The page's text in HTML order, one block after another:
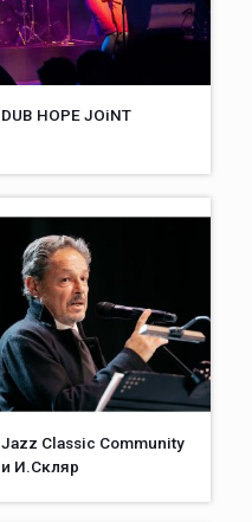
DUB HOPE JOiNT
Jazz Classic Community
и И.Скляр